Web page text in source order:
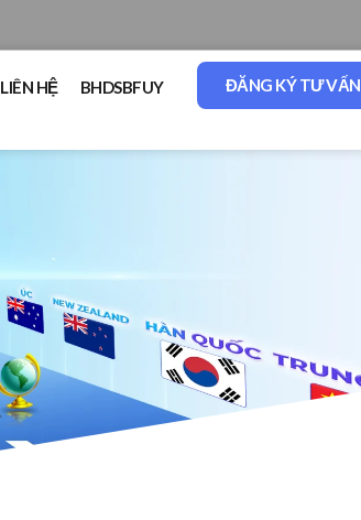
LIÊN HỆ BHDSBFUY ĐĂNG KÝ TƯ VẤN